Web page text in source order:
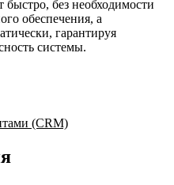
без необходимости
обеспечения, а
гарантируя
системы.
(CRM)